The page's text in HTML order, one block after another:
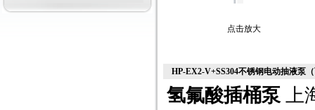
点击放大
HP-EX2-V+SS304不锈钢电动抽液泵
氢氟酸插桶泵 上